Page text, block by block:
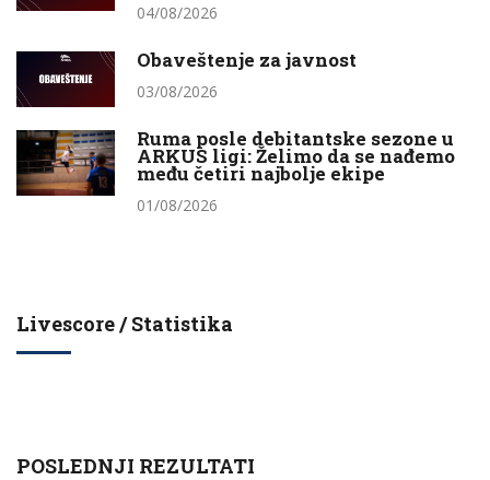
04/08/2026
Obaveštenje za javnost
03/08/2026
Ruma posle debitantske sezone u
ARKUS ligi: Želimo da se nađemo
među četiri najbolje ekipe
01/08/2026
Livescore / Statistika
POSLEDNJI REZULTATI